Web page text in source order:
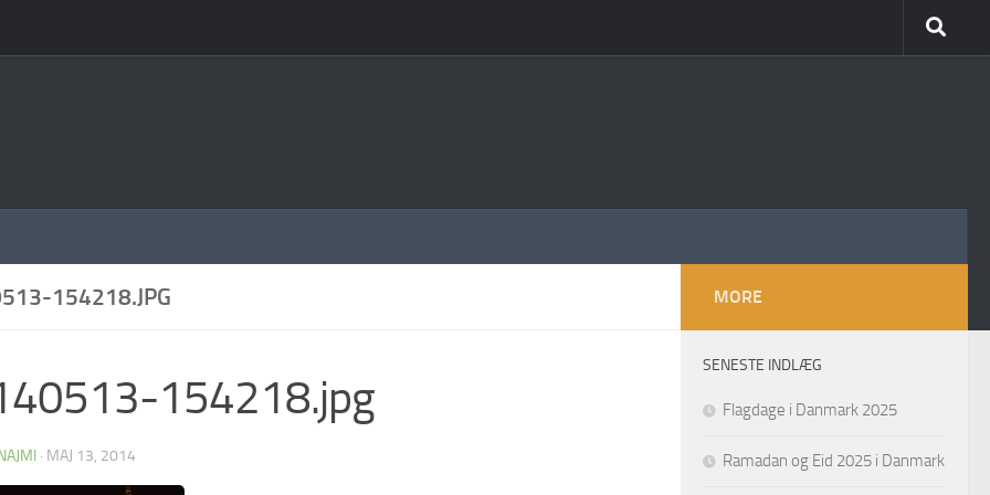
154218.JPG
154218.jpg
· MAJ 13, 2014
MORE
SENESTE INDLÆG
Flagdage i Danmark 2025
Ramadan og Eid 2025 i Danmark